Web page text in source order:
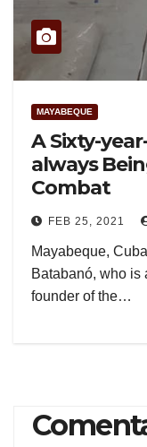
MAYABEQUE
A Sixty-
always
Combat
FEB 25, 2021
Mayabeque,
Batabanó, who is
founder of the…